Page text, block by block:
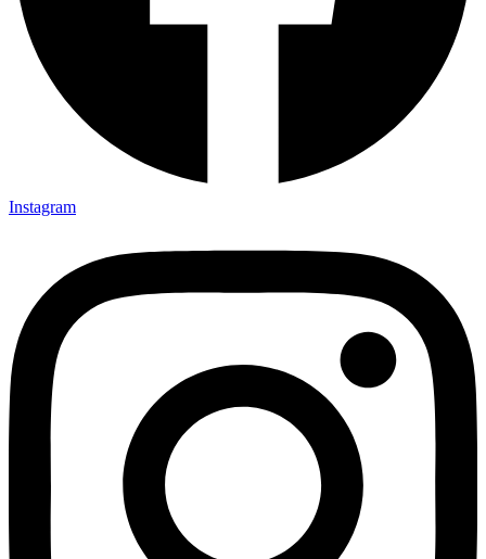
Instagram